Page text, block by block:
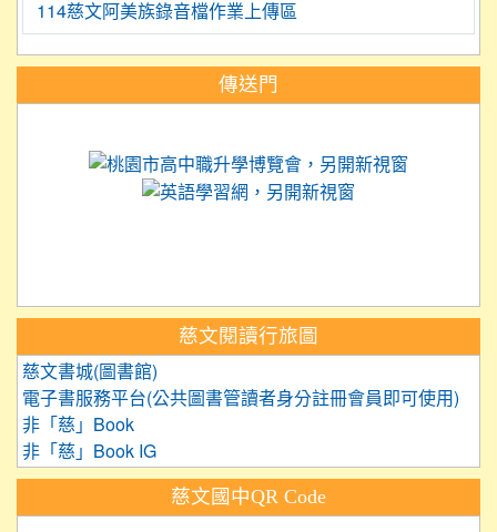
114慈文阿美族錄音檔作業上傳區
傳送門
慈文閱讀行旅圖
慈文書城(圖書館)
電子書服務平台(公共圖書管讀者身分註冊會員即可使用)
非「慈」Book
非「慈」Book IG
慈文國中QR Code